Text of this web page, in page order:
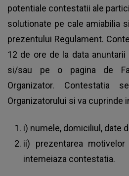
potentiale contestatii ale
solutionate pe cale amiabilia
prezentului Regulament.
12 de ore de la data
si/sau pe o pagina de
Organizator. Contestatia
Organizatorului si va cuprinde
i) numele, domiciliul, date
ii) prezentarea
intemeiaza contestatia.